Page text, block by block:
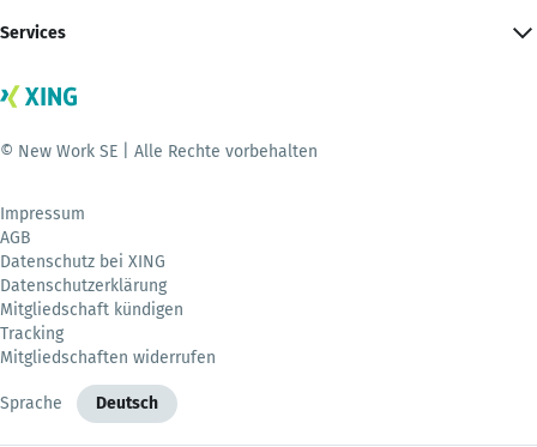
Services
© New Work SE | Alle Rechte vorbehalten
Impressum
AGB
Datenschutz bei XING
Datenschutzerklärung
Mitgliedschaft kündigen
Tracking
Mitgliedschaften widerrufen
Sprache Deutsch